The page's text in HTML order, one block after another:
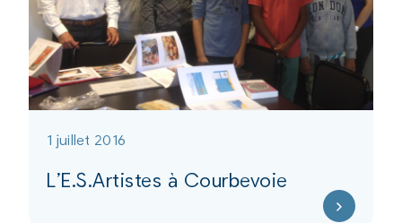
1 juillet 2016
L’E.S.Artistes à Courbevoie